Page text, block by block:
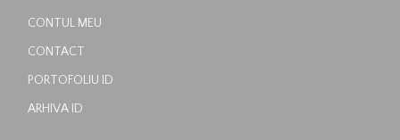
CONTUL MEU
CONTACT
PORTOFOLIU ID
ARHIVA ID